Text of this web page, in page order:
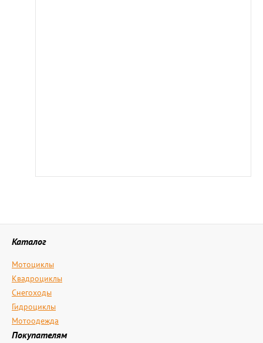
Каталог
Мотоциклы
Квадроциклы
Снегоходы
Гидроциклы
Мотоодежда
Покупателям